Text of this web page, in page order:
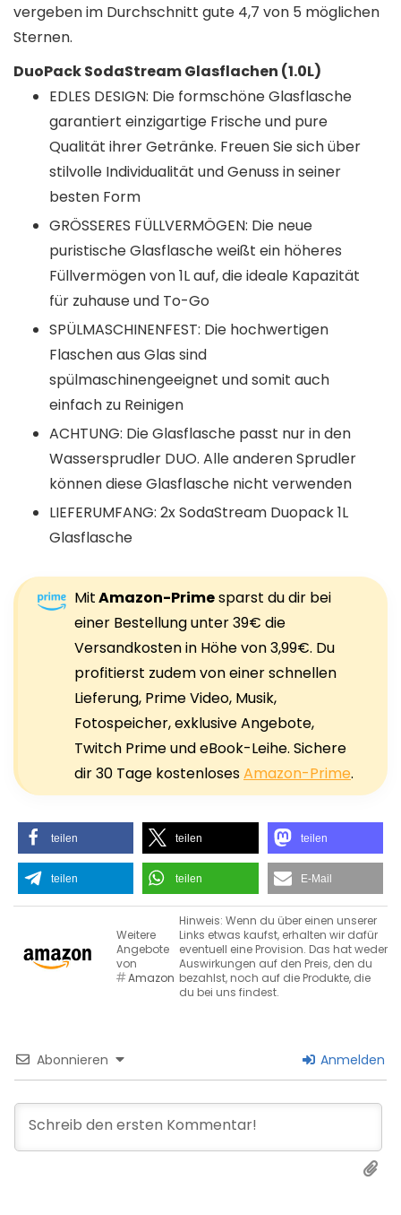
vergeben im Durchschnitt gute 4,7 von 5 möglichen
Sternen.
DuoPack SodaStream Glasflachen (1.0L)
EDLES DESIGN: Die formschöne Glasflasche
garantiert einzigartige Frische und pure
Qualität ihrer Getränke. Freuen Sie sich über
stilvolle Individualität und Genuss in seiner
besten Form
GRÖSSERES FÜLLVERMÖGEN: Die neue
puristische Glasflasche weißt ein höheres
Füllvermögen von 1L auf, die ideale Kapazität
für zuhause und To-Go
SPÜLMASCHINENFEST: Die hochwertigen
Flaschen aus Glas sind
spülmaschinengeeignet und somit auch
einfach zu Reinigen
ACHTUNG: Die Glasflasche passt nur in den
Wassersprudler DUO. Alle anderen Sprudler
können diese Glasflasche nicht verwenden
LIEFERUMFANG: 2x SodaStream Duopack 1L
Glasflasche
MitAmazon-Primesparst du dir bei
einer Bestellung unter 39€ die
Versandkosten in Höhe von 3,99€. Du
profitierst zudem von einer schnellen
Lieferung, Prime Video, Musik,
Fotospeicher, exklusive Angebote,
Twitch Prime und eBook-Leihe. Sichere
dir 30 Tage kostenlosesAmazon-Prime.
teilen teilen teilen
teilen teilen E-Mail
Weitere
Angebote
von
Amazon
Hinweis: Wenn du über einen unserer
Links etwas kaufst, erhalten wir dafür
eventuell eine Provision. Das hat weder
Auswirkungen auf den Preis, den du
bezahlst, noch auf die Produkte, die
du bei uns findest.
Abonnieren Anmelden